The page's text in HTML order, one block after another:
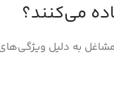
می‌کنند؟
دلیل ویژگی‌های